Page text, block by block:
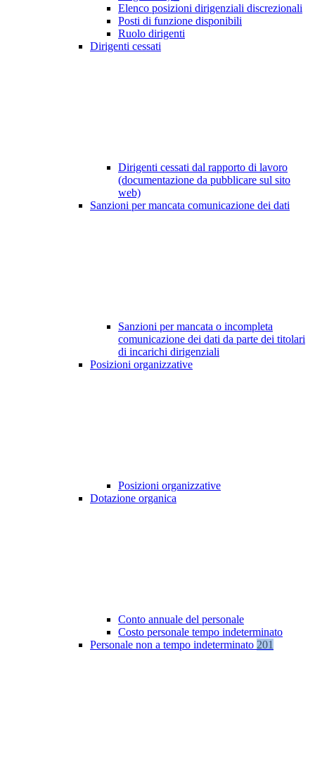
Elenco posizioni dirigenziali discrezionali
Posti di funzione disponibili
Ruolo dirigenti
Dirigenti cessati
Dirigenti cessati dal rapporto di lavoro
(documentazione da pubblicare sul sito
web)
Sanzioni per mancata comunicazione dei dati
Sanzioni per mancata o incompleta
comunicazione dei dati da parte dei titolari
di incarichi dirigenziali
Posizioni organizzative
Posizioni organizzative
Dotazione organica
Conto annuale del personale
Costo personale tempo indeterminato
Personale non a tempo indeterminato 201